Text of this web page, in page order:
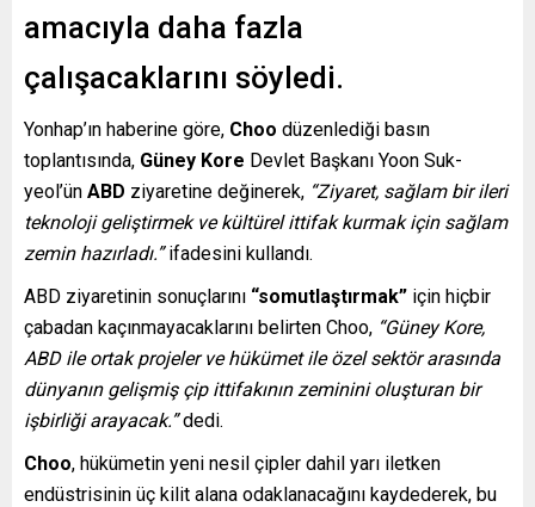
amacıyla daha fazla
çalışacaklarını söyledi.
Yonhap’ın haberine göre, Choo düzenlediği basın
toplantısında, Güney Kore Devlet Başkanı Yoon Suk-
yeol’ün ABD ziyaretine değinerek, “Ziyaret, sağlam bir ileri
teknoloji geliştirmek ve kültürel ittifak kurmak için sağlam
zemin hazırladı.”ifadesini kullandı.
ABD ziyaretinin sonuçlarını “somutlaştırmak” için hiçbir
çabadan kaçınmayacaklarını belirten Choo, “Güney Kore,
ABD ile ortak projeler ve hükümet ile özel sektör arasında
dünyanın gelişmiş çip ittifakının zeminini oluşturan bir
işbirliği arayacak.”dedi.
Choo, hükümetin yeni nesil çipler dahil yarı iletken
endüstrisinin üç kilit alana odaklanacağını kaydederek, bu